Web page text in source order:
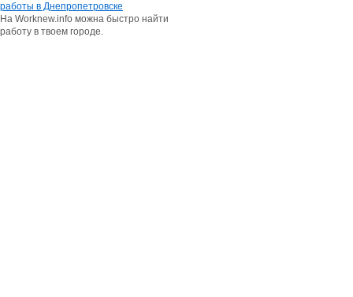
работы в Днепропетровске
На Worknew.info можна быстро найти
работу в твоем городе.